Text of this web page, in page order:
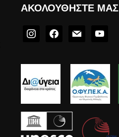
ΑΚΟΛΟΥΘΉΣΤΕ ΜΑΣ
instagramfacebookmail youtube